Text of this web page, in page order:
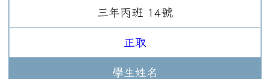
三年丙班 14號
正取
學生姓名